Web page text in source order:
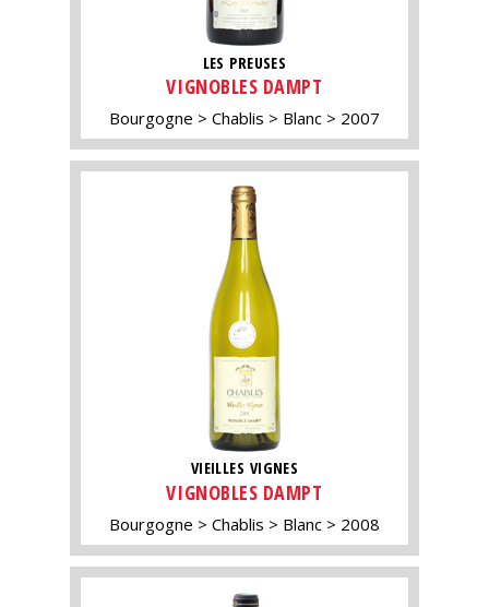
LES PREUSES
VIGNOBLES DAMPT
Bourgogne Chablis Blanc 2007
VIEILLES VIGNES
VIGNOBLES DAMPT
Bourgogne Chablis Blanc 2008